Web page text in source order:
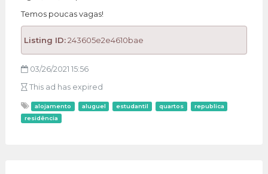
Temos poucas vagas!
Listing ID:243605e2e4610bae
03/26/2021 15:56
This ad has expired
alojamento aluguel estudantil quartos
republica
residência